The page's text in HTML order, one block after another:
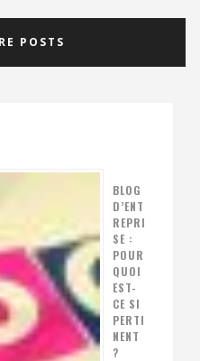
POSTS
BLOG
D’ENT
REPRI
SE :
POUR
QUOI
EST-
CE SI
PERTI
NENT
?